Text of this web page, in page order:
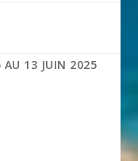
AU 13 JUIN 2025